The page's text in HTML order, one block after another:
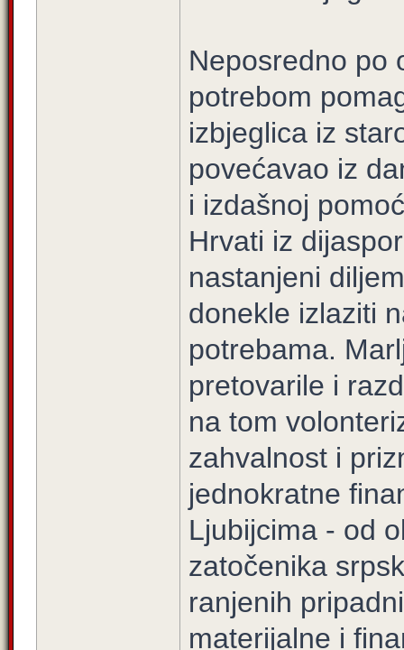
Neposredno po
potrebom
izbjeglica iz
povećavao iz
i izdašnoj
Hrvati iz
nastanjeni
donekle izlaziti
potrebama.
pretovarile i
na tom
zahvalnost i
jednokratne
Ljubijcima - od
zatočenika
ranjenih
materijalne i